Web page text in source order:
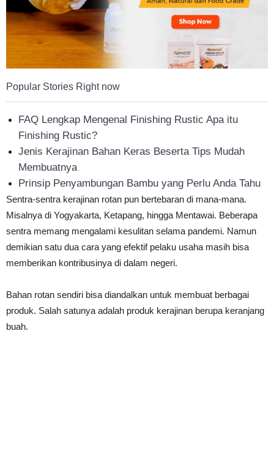
Popular Stories Right now
FAQ Lengkap Mengenal Finishing Rustic Apa itu
Finishing Rustic?
Jenis Kerajinan Bahan Keras Beserta Tips Mudah
Membuatnya
Prinsip Penyambungan Bambu yang Perlu Anda Tahu
Sentra-sentra kerajinan rotan pun bertebaran di mana-mana.
Misalnya di Yogyakarta, Ketapang, hingga Mentawai. Beberapa
sentra memang mengalami kesulitan selama pandemi. Namun
demikian satu dua cara yang efektif pelaku usaha masih bisa
memberikan kontribusinya di dalam negeri.
Bahan rotan sendiri bisa diandalkan untuk membuat berbagai
produk. Salah satunya adalah produk kerajinan berupa keranjang
buah.